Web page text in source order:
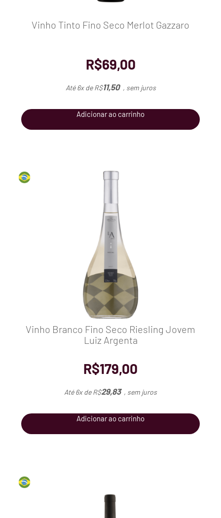
Vinho Tinto Fino Seco Merlot Gazzaro
R$69,00
Até 6x deR$11,50 , sem juros
Adicionar ao carrinho
Vinho Branco Fino Seco Riesling Jovem
Luiz Argenta
R$179,00
Até 6x deR$29,83 , sem juros
Adicionar ao carrinho